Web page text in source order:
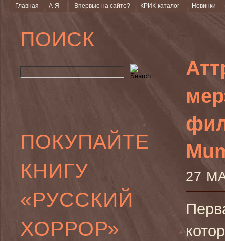
Главная А-Я Впервые на сайте? КРИК-каталог Новинки
ПОИСК
ПОКУПАЙТЕ
КНИГУ
«РУССКИЙ
ХОРРОР»
27